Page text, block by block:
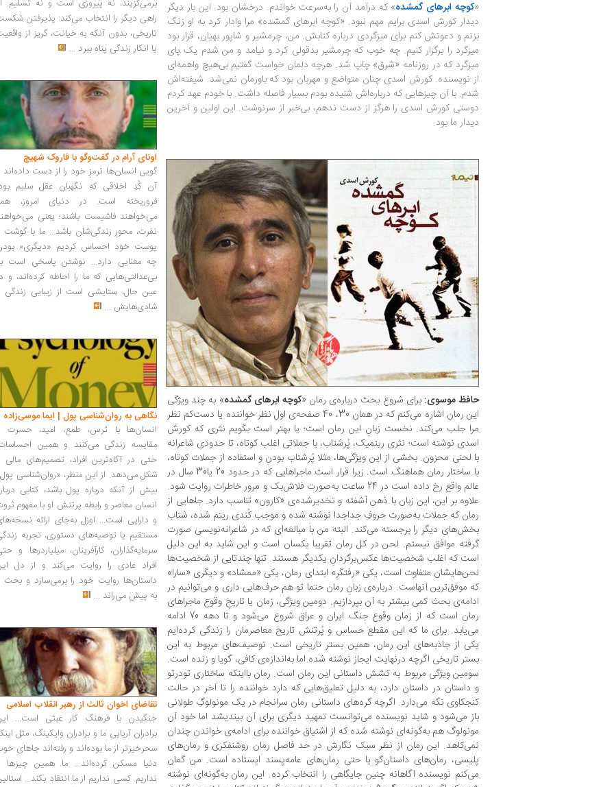
«کوچه ابرهای گمشده» که درآمد آن را به‌سرعت خواندم. درخشان بود. این بار دیگر
دیدار کورش اسدی برایم مهم نبود. «کوچه ابرهای گمشده» مرا وادار کرد به او زنگ
بزنم و دعوتش کنم برای میزگردی درباره کتابش. من‌، چرمشیر و شاپور بهیان، قرار بود
میزگرد را برگزار کنیم. چه خوب که چرمشیر بدقولی کرد و نیامد و من شدم یک پای
میزگرد که در روزنامه «شرق» چاپ شد. هرچه دلمان خواست گفتیم بی‌هیچ واهمه‌ای
از نویسنده. کورش اسدی چنان متواضع و مهربان بود که باورمان نمی‌شد. شیفته‌اش
شدم. با آن چیزهایی که درباره‌اش شنیده بودم بسیار فاصله داشت. با خودم عهد کردم
دوستی کورش اسدی را هرگز از دست ندهم، بی‌خبر از سرنوشت. این اولین و آخرین
دیدار ما بود.
حافظ موسوی: برای شروع بحث درباره‌ی رمان «کوچه ابرهای گمشده» به چند ویژگی
این رمان اشاره می‌کنم که در همان 30، 40 صفحه‌ی اول نظر خواننده یا دست‌کم نظر
مرا جلب می‌کند. نخست زبانِ این رمان است؛ یا بهتر است بگویم نثری که کورش
اسدی نوشته است؛ نثری ریتمیک، پُرشتاب، با جملاتی اغلب کوتاه، تا حدودی شاعرانه
با لحنی محزون. بخشی از این ویژگی‌ها، مثلا پُرشتاب بودن و استفاده از جملات کوتاه،
با ساختار رمان هماهنگ است. زیرا قرار است ماجراهایی که در حدود 20 یا30 سال در
عالم واقع رخ داده است در 24 ساعت به‌صورت فلاش‌بک و مرور خاطرات روایت شود.
علاوه بر این، این زبان با ذهن آشفته و تخدیرشده‌ی «کارون» تناسب دارد. جاهایی از
رمان که جملات به‌صورت حروفِ جداجدا نوشته شده و موجب کُندی ریتم شده، شتاب
بخش‌های دیگر را برجسته می‌کند. البته من با مبالغه‌ای که در شاعرانه‌نویسی صورت
گرفته موافق نیستم. لحن در کل رمان تقریبا یکسان است و این شاید به این دلیل
است که اغلب شخصیت‌ها عکس‌برگردانِ یکدیگر هستند. تنها چندتایی از شخصیت‌ها
لحن‌هایشان متفاوت است، یکی «رفتگرِ» ابتدای رمان، یکی «ممشاد» و دیگری «سارا»
که موفق‌ترین آنهاست. درباره‌ی زبانِ رمان حتما تو هم حرف‌هایی داری و می‌توانیم در
ادامه‌ی بحث کمی بیشتر به آن بپردازیم. دومین ویژگی، زمان یا تاریخِ وقوع ماجراهای
رمان است که از زمان وقوع جنگ ایران و عراق شروع می‌شود و تا دهه 70 ادامه
می‌یابد. برای ما که این مقطع حساس و پُرتنش تاریخ معاصرمان را زندگی کرده‌ایم
یکی از جاذبه‌های این رمان، همین بستر تاریخی است. توصیف‌های مربوط به این
بستر تاریخی اگرچه درنهایت ایجاز نوشته شده اما به‌اندازه‌ی کافی، گویا و زنده است.
سومین ویژگی مربوط به کشش داستانی این رمان است. رمان با‌اینکه ساختاری تودرتو
و داستان در داستان دارد، به دلیل تعلیق‌هایی که دارد خواننده را تا آخر در حالت
کنجکاوی نگه می‌دارد. اگرچه گره‌های داستانی رمان سرانجام در یک مونولوگِ طولانی
باز می‌شود و شاید نویسنده می‌توانست تمهید دیگری برای آن بیندیشد اما خودِ آن
مونولوگ هم به‌گونه‌ای نوشته شده که از اشتیاق خواننده برای ادامه‌ی خواندن چندان
نمی‌کاهد. این رمان از نظر سبک نگارش در حد فاصل رمان روشنفکری و رمان‌های
پلیسی، رمان‌های داستان‌گو یا حتی رمان‌های عامه‌پسند ایستاده است. من گمان
می‌کنم نویسنده آگاهانه چنین جایگاهی را انتخاب کرده. این رمان به‌گونه‌ای نوشته
برمی‌گزیند، نه پیروزی است و نه تسلیم.
راهی دیگر را انتخاب می‌کند: پذیرفتن
تاریخی، بدون آنکه به خیانت، گریز از
یا انکار زندگی پناه ببرد ...
اونای آرام در گفت‌وگو با فاروک شهیچ‭
گویی انسان‌ها ترمزِ خود را از دست داده‌اند
آن کُدِ اخلاقی که نگهبان عقل سلیم
فروریخته است. در دنیای امروز،
می‌خواهند فاشیست باشند؛ یعنی
نفرت، محورِ زندگی‌شان باشد... ما با گوشت
پوست خود احساس کردیم «دیگری»
چه معنایی دارد... نوشتن پاسخی است
بی‌عدالتی‌هایی که ما را احاطه کرده‌اند، و
عین حال، ستایشی است از زیبایی زندگی
شادی‌هایش ...
نگاهی به روان‌شناسی پول | ایما موسی‌زاده
انسان‌ها با ترس، طمع، امید، حسرت
مقایسه زندگی می‌کنند و همین
حتی در آگاه‌ترین افراد، تصمیم‌های مالی
شکل می‌دهد. از این منظر، «روان‌شناسی
بیش از آنکه درباره پول باشد، کتابی
انسان معاصر و رابطه پرتنش او با مفهوم
و دارایی است... اوزل به‌جای ارائه
مستقیم یا توصیه‌های دستوری، تجربه
سرمایه‌گذاران، کارآفرینان، میلیاردرها و
افراد عادی را روایت می‌کند و از دل
داستان‌ها روایت خود را برمی‌سازد و بحث
به پیش می‌راند ...
تقاضای اخوان ثالث از رهبر انقلاب اسلامی
جنگیدن با فرهنگ کار عبثی است...
برادران آریایی ما و برادران وایکینگ، مثل
سحرخیزتر از ما بوده‌اند و رفته‌اند جاهای
دنیا مسکن کرده‌اند... ما همین چیزها
نداریم. کسی نداریم از ما انتقاد بکند...